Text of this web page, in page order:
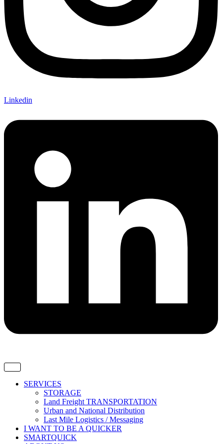
Linkedin
SERVICES
STORAGE
Land Freight TRANSPORTATION
Urban and National Distribution
Last Mile Logistics / Messaging
I WANT TO BE A QUICKER
SMARTQUICK